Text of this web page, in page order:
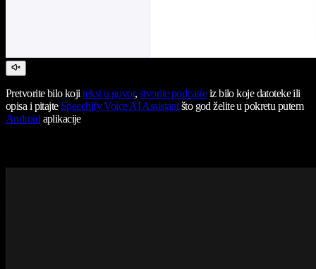
Pretvorite bilo kojitekst u govor, stvorite podcasteiz bilo koje datoteke ili
opisa i pitajte Speechify Voice AI Assistantšto god želite u pokretu putem
Androidaplikacije